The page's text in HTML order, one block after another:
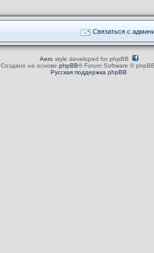
Связаться с
Aerostyle developed for phpBB
Создано на основе phpBB® Forum Software ©
Русская поддержка phpBB